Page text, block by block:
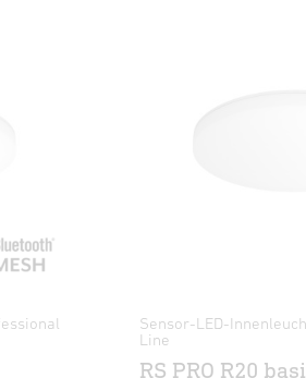
Sensor-LED-
Line
RS PRO R20